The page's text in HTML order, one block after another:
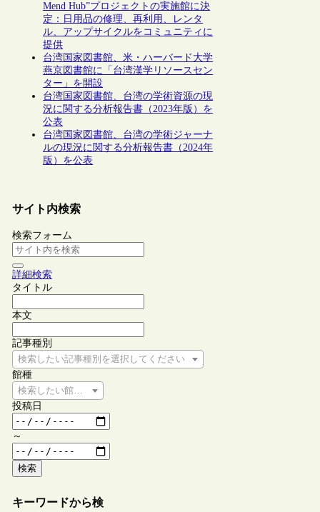
Mend Hub”プロジェクトの実施館に決
定：日用品の修理、再利用、レンタ
ル、アップサイクルをコミュニティに
提供
台湾国家図書館、米・ハーバード大学
燕京図書館に「台湾漢学リソースセン
ター」を開設
台湾国家図書館、台湾の学術資源の現
況に関する分析報告書（2023年版）を
公表
台湾国家図書館、台湾の学術ジャーナ
ルの現況に関する分析報告書（2024年
版）を公表
サイト内検索
検索フォーム
詳細検索
タイトル
本文
記事種別
検索したい記事種別を選択してください
館種
検索したい館種を選択してください
投稿日
～
検索
キーワードから検